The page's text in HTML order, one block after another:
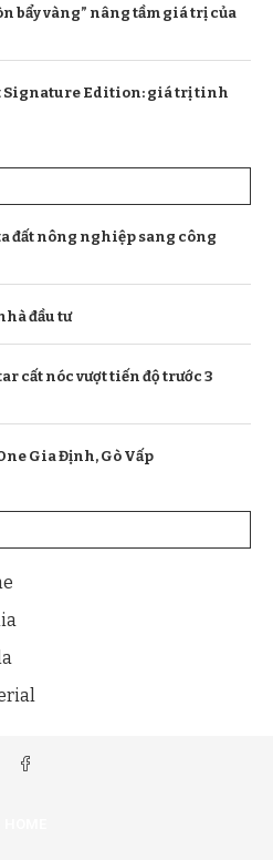
bẩy vàng” nâng tầm giá trị của
Signature Edition: giá trị tinh
đất nông nghiệp sang công
đầu tư
cất nóc vượt tiến độ trước 3
Gia Định, Gò Vấp